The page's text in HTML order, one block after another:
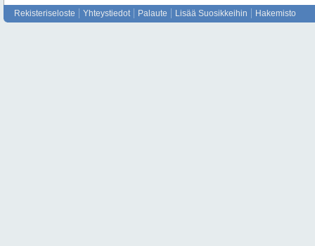
Rekisteriseloste Yhteystiedot Palaute Lisää Suosikkeihin Hakemisto